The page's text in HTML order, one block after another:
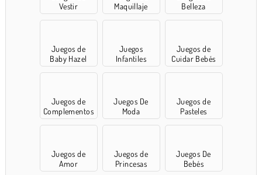
Vestir
Maquillaje
Belleza
Juegos de
Baby Hazel
Juegos
Infantiles
Juegos de
Cuidar Bebés
Juegos de
Complementos
Juegos De
Moda
Juegos de
Pasteles
Juegos de
Amor
Juegos de
Princesas
Juegos De
Bebés